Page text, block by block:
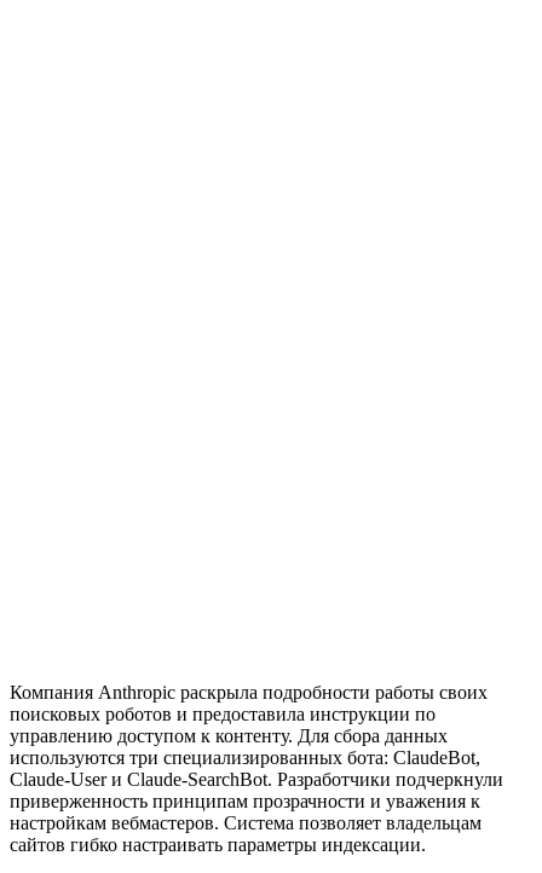
Компания Anthropic раскрыла подробности работы своих
поисковых роботов и предоставила инструкции по
управлению доступом к контенту. Для сбора данных
используются три специализированных бота: ClaudeBot,
Claude-User и Claude-SearchBot. Разработчики подчеркнули
приверженность принципам прозрачности и уважения к
настройкам вебмастеров. Система позволяет владельцам
сайтов гибко настраивать параметры индексации.